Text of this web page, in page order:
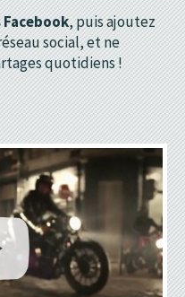
, puis ajoutez
social, et ne
quotidiens !